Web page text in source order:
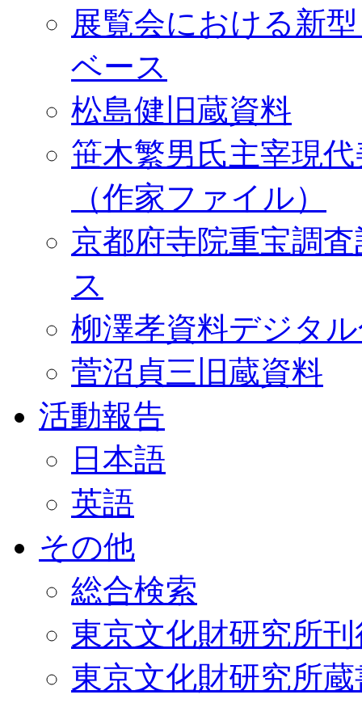
展覧会における新
ベース
松島健旧蔵資料
笹木繁男氏主宰現
（作家ファイル）
京都府寺院重宝調
ス
柳澤孝資料デジタ
菅沼貞三旧蔵資料
活動報告
日本語
英語
その他
総合検索
東京文化財研究所
東京文化財研究所